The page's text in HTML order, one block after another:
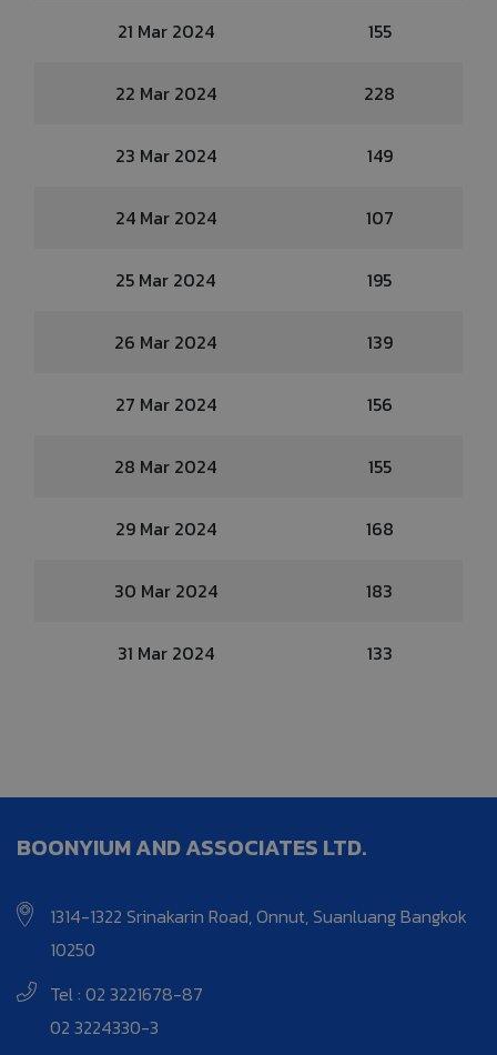
21 Mar 2024 155
22 Mar 2024 228
23 Mar 2024 149
24 Mar 2024 107
25 Mar 2024 195
26 Mar 2024 139
27 Mar 2024 156
28 Mar 2024 155
29 Mar 2024 168
30 Mar 2024 183
31 Mar 2024 133
BOONYIUM AND ASSOCIATES LTD.
1314-1322 Srinakarin Road, Onnut, Suanluang Bangkok
10250
Tel : 02 3221678-87
02 3224330-3